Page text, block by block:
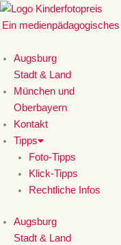
Zum
Inhalt
Ein
Augsburg
Stadt & Land
München und
Oberbayern
Kontakt
Tipps
Foto-Tipps
Klick-Tipps
Rechtliche Infos
Augsburg
Stadt & Land